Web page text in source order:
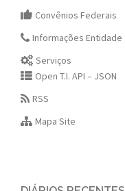
Convênios Federais
Informações Entidade
Serviços
Open T.I. API – JSON
RSS
Mapa Site